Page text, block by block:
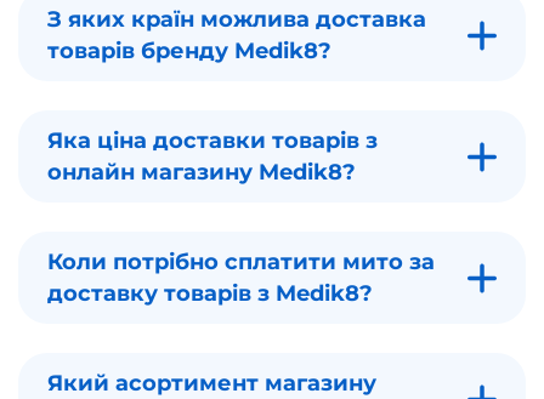
З яких країн можлива доставка
товарів бренду Medik8?
Яка ціна доставки товарів з
онлайн магазину Medik8?
Коли потрібно сплатити мито за
доставку товарів з Medik8?
Який асортимент магазину